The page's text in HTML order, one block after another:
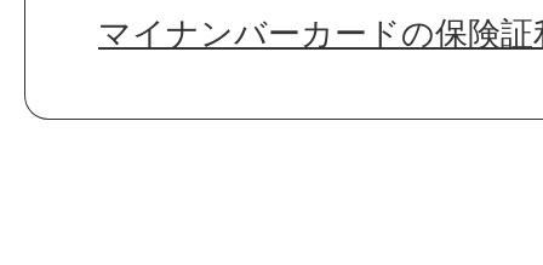
マイナンバーカードの保険